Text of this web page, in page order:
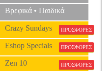
Βρεφικά • Παιδικά
Crazy Sundays ΠΡΟΣΦΟΡΕΣ
Eshop Specials ΠΡΟΣΦΟΡΕΣ
Zen 10 ΠΡΟΣΦΟΡΕΣ